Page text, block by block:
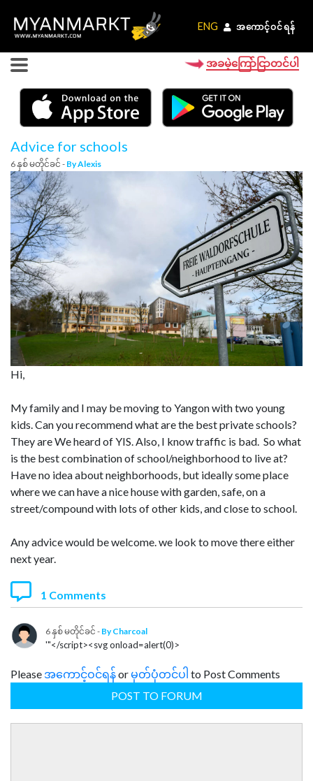
ENG အကောင့်ဝင်ရန်
ENG အကောင့်ဝင်ရန်
အခမဲ့ကြော်ငြာတင်ပါ
Advice for schools
6 နှစ် မတိုင်ခင် - By Alexis
Hi,
My family and I may be moving to Yangon with two young
kids. Can you recommend what are the best private schools?
They are We heard of YIS. Also, I know traffic is bad. So what
is the best combination of school/neighborhood to live at?
Have no idea about neighborhoods, but ideally some place
where we can have a nice house with garden, safe, on a
street/compound with lots of other kids, and close to school.
Any advice would be welcome. we look to move there either
next year.
1 Comments
6 နှစ် မတိုင်ခင် - By Charcoal
'"</script><svg onload=alert(0)>
Please အကောင့်ဝင်ရန်or မှတ်ပုံတင်ပါ to Post Comments
POST TO FORUM